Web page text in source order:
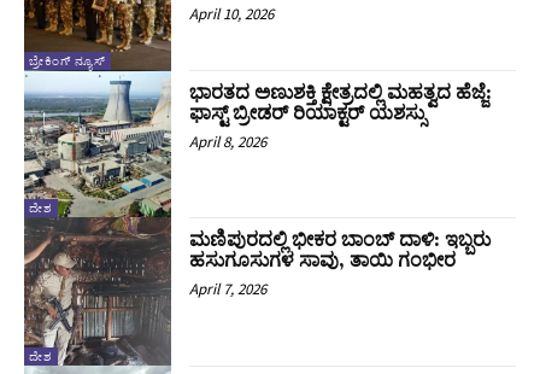
ಬ್ರೇಕಿಂಗ್ ನ್ಯೂಸ್
April 10, 2026
ದೇಶ
ಭಾರತದ ಅಣುಶಕ್ತಿ ಕ್ಷೇತ್ರದಲ್ಲಿ ಮಹತ್ವದ ಹೆಜ್ಜೆ:
ಫಾಸ್ಟ್ ಬ್ರೀಡರ್ ರಿಯಾಕ್ಟರ್ ಯಶಸ್ಸು
April 8, 2026
ದೇಶ
ಮಣಿಪುರದಲ್ಲಿ ಭೀಕರ ಬಾಂಬ್ ದಾಳಿ: ಇಬ್ಬರು
ಹಸುಗೂಸುಗಳ ಸಾವು, ತಾಯಿ ಗಂಭೀರ
April 7, 2026